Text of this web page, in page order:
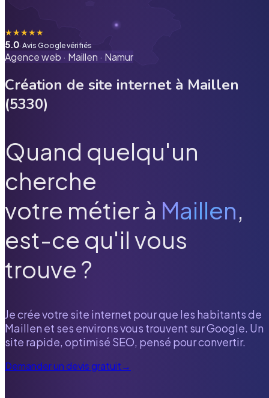
★★★★★
5.0· Avis Google vérifiés
Agence web · Maillen · Namur
Création de site internet à Maillen
(5330)
Quand quelqu'un
cherche
votre métier à Maillen,
est-ce qu'il vous
trouve ?
Je crée votre site internet pour que les habitants de
Maillen et ses environs vous trouvent sur Google. Un
site rapide, optimisé SEO, pensé pour convertir.
Demander un devis gratuit→